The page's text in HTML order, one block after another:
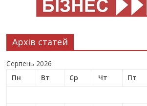
Архів статей
Серпень 2026
Пн
Вт Ср Чт Пт